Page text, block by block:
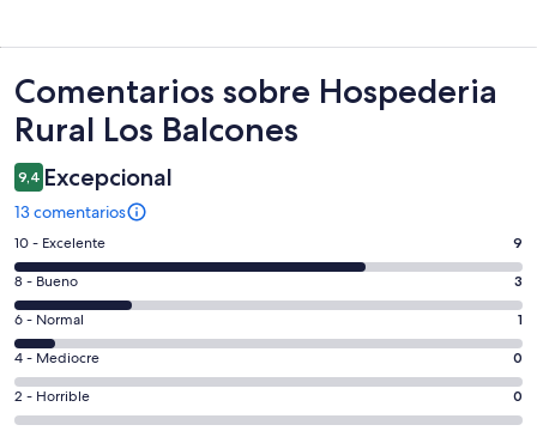
Comentarios
Comentarios sobre Hospederia
Rural Los Balcones
9,4 Excepcional
13 comentarios
9
comentarios
de
un
total
de
13
con
10 - Excelente 9
3
comentarios
de
un
total
de
8 - Bueno 3
1
comentarios
de
un
total
6 - Normal 1
0
comentarios
de
4 - Mediocre 0
0
comentarios
2 - Horrible 0